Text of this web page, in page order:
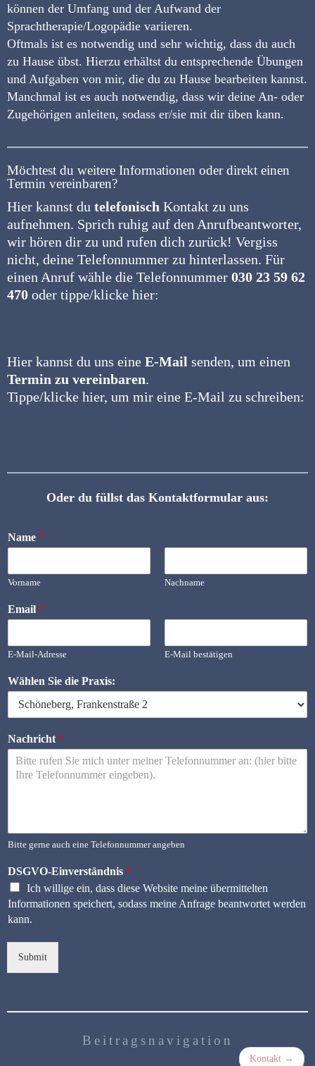
können der Umfang und der Aufwand der
Sprachtherapie/Logopädie variieren.
Oftmals ist es notwendig und sehr wichtig, dass du auch
zu Hause übst. Hierzu erhältst du entsprechende Übungen
und Aufgaben von mir, die du zu Hause bearbeiten kannst.
Manchmal ist es auch notwendig, dass wir deine An- oder
Zugehörigen anleiten, sodass er/sie mit dir üben kann.
Möchtest du weitere Informationen oder direkt einen
Termin vereinbaren?
Hier kannst du telefonisch Kontakt zu uns
aufnehmen. Sprich ruhig auf den Anrufbeantworter,
wir hören dir zu und rufen dich zurück! Vergiss
nicht, deine Telefonnummer zu hinterlassen. Für
einen Anruf wähle die Telefonnummer 030 23 59 62
470 oder tippe/klicke hier:
Hier kannst du uns eine E-Mail senden, um einen
Termin zu vereinbaren.
Tippe/klicke hier, um mir eine E-Mail zu schreiben:
Oder du füllst das Kontaktformular aus:
Name *
Vorname Nachname
Email *
E-Mail-Adresse E-Mail bestätigen
Wählen Sie die Praxis:
Nachricht *
Bitte gerne auch eine Telefonnummer angeben
DSGVO-Einverständnis *
Ich willige ein, dass diese Website meine übermittelten
Informationen speichert, sodass meine Anfrage beantwortet werden
kann.
Submit
Beitragsnavigation
Kontakt →